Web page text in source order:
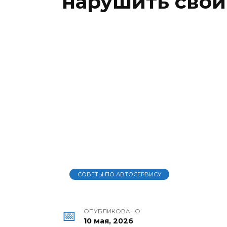
СОВЕТЫ ПО АВТОСЕРВИСУ
ОПУБЛИКОВАНО
10 мая, 2026